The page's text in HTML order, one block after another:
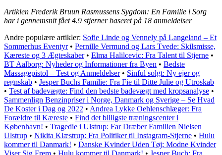
Artiklen Frederik Bruun Rasmussens Sygdom: En Familie i Sorg
har i gennemsnit fået4.9 stjerner baseret på 18 anmeldelser
Andre populære artikler: Sofie Linde og Vennely på Langeland – Et
Sommerhus Eventyr• Pernille Vermund og Lars Tvede: Skilsmisse,
Kæreste og 3 Ægteskaber• Elma Halilcevic: Fra Talent til Stjerne •
BT Aalborg: Nyheder og Informationer fra Byen • Bedste
Massagepistol – Test og Anmeldelser• Sinful solgt: Ny ejer og
regnskab • Jesper Buchs Familie: Fra Fie til Ditte Julie og Utroskab
• Test af badevægte: Find den bedste badevægt med kropsanalyse •
Sammenlign Benzinpriser i Norge, Danmark og Sverige – Se Hvad
De Koster i Dag og 2022 • Andrea Lykke Oehlenschlæger: Fra
Forældre til Kæreste • Find det billigste træningscenter i
København! • Tragedie i Ulstrup: Far Dræber Familien Nielsen
Ulstrup • Nikita Klæstrup: Fra Politiker til Instagram-Stjerne • Hulu
kommer til Danmark! • Danske Kvinder Uden Tøj: Modne Kvinder